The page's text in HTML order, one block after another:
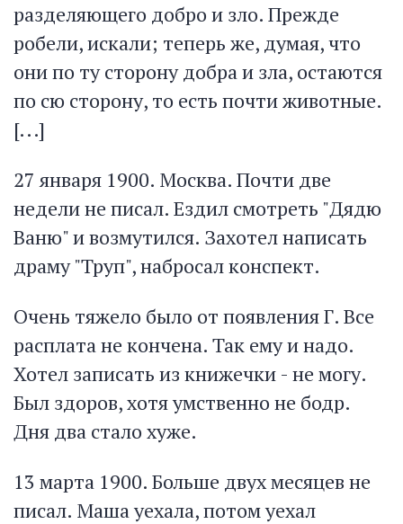
разделяющего добро и зло. Прежде
робели, искали; теперь же, думая, что
они по ту сторону добра и зла, остаются
по сю сторону, то есть почти животные.
[...]
27 января 1900. Москва. Почти две
недели не писал. Ездил смотреть "Дядю
Ваню" и возмутился. Захотел написать
драму "Труп", набросал конспект.
Очень тяжело было от появления Г. Все
расплата не кончена. Так ему и надо.
Хотел записать из книжечки - не могу.
Был здоров, хотя умственно не бодр.
Дня два стало хуже.
13 марта 1900. Больше двух месяцев не
писал. Маша уехала, потом уехал